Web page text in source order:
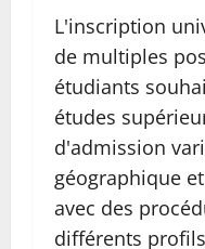
L'inscription
de multiples
étudiants
études
d'admission
géographique
avec des
différents